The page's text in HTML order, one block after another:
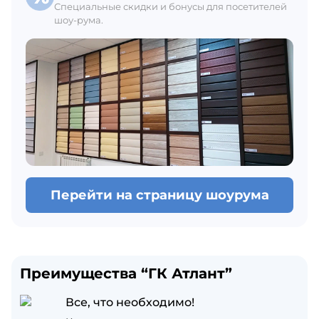
Специальные скидки и бонусы для посетителей
шоу-рума.
Перейти на страницу шоурума
Преимущества “ГК Атлант”
Все, что необходимо!